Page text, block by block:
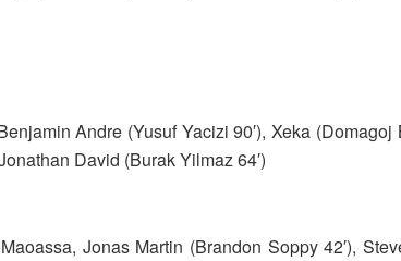
Andre (Yusuf Yacizi 90′), Xeka (Domagoj
David (Burak Yilmaz 64′)
Jonas Martin (Brandon Soppy 42′),